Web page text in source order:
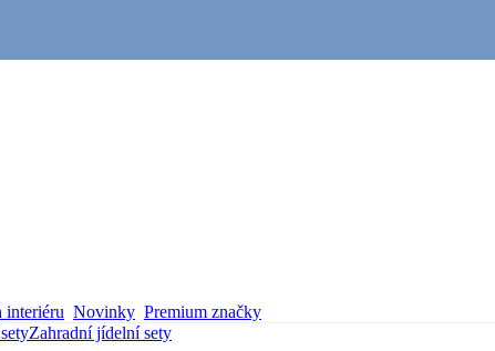
interiéru Novinky Premium značky
Zahradní jídelní sety